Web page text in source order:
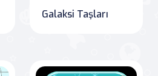
Galaksi Taşları